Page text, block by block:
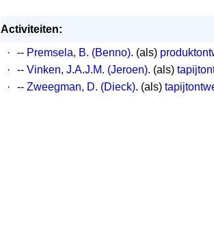
Activiteiten:
·
-- Premsela, B. (Benno). (als)
·
-- Vinken, J.A.J.M. (Jeroen). (als)
·
-- Zweegman, D. (Dieck). (als)